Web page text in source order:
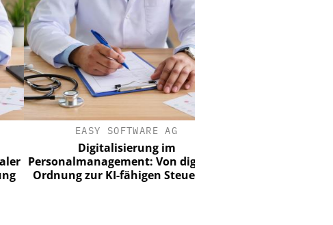
EASY SOFTWARE AG
Digitalisierung im
Personalmanagement: Von digitaler
Ordnung zur KI-fähigen Steuerung